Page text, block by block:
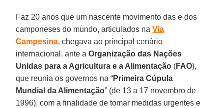
Faz 20 anos que um nascente movimento das e dos
camponeses do mundo, articulados naVia
Campesina, chegava ao principal cenário
internacional, ante aOrganização das Nações
Unidas para a Agricultura e a Alimentação (FAO),
que reunia os governos na “Primeira Cúpula
Mundial da Alimentação” (de 13 a 17 novembro de
1996), com a finalidade de tomar medidas urgentes e